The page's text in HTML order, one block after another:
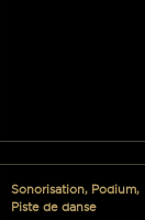
Sonorisation, Podium,
Piste de danse